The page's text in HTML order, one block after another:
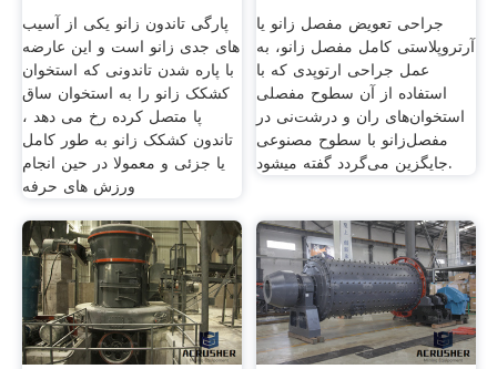
پارگی تاندون‌ زانو یکی از آسیب
‌های جدی زانو است و این عارضه
با پاره شدن تاندونی که استخوان
کشکک زانو را به استخوان ساق
پا متصل کرده رخ می دهد ،
تاندون کشکک زانو به طور کامل
یا جزئی و معمولا در حین انجام
ورزش های حرفه
جراحی تعویض مفصل زانو یا
آرتروپلاستی کامل مفصل زانو، به
عمل جراحی ارتوپدی که با
استفاده از آن سطوح مفصلی
استخوان‌های ران و درشت‌نی در
مفصل‌زانو با سطوح مصنوعی
جایگزین می‌گردد گفته میشود.